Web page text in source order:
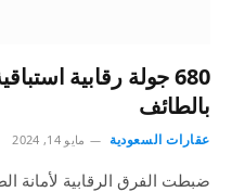
680 جولة رقابية
بالطائف
عقارات السعودية مايو 14, 2024
ضبطت الفرق الرقابية لأمانة